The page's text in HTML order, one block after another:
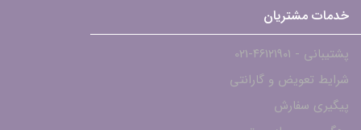
خدمات مشتریان
پشتیبانی - ۴۶۱۲۱۹۰۱-021
شرایط تعویض و گارانتی
پیگیری سفارش